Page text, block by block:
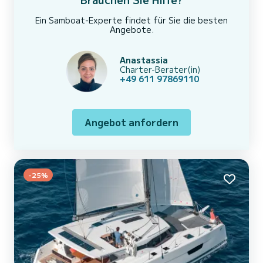
Ein Samboat-Experte findet für Sie die besten
Angebote.
Anastassia
Charter-Berater(in)
+49 611 97869110
Angebot anfordern
-25%